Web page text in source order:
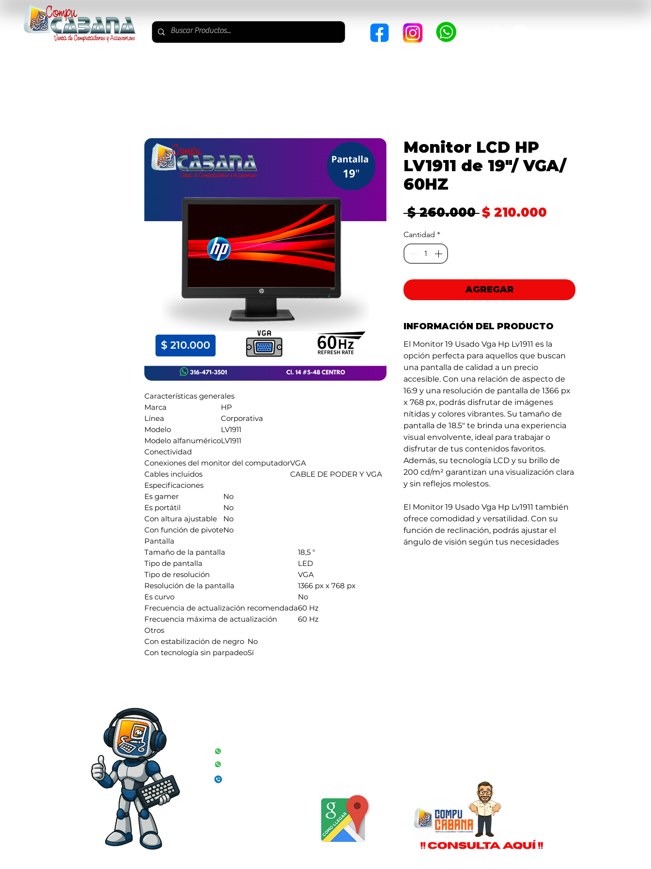
Características generales
Marca
HP
Línea
Corporativa
Modelo
LV1911
Modelo alfanuméricoLV1911
Conectividad
Conexiones del monitor del computadorVGA
Cables incluidos
CABLE DE PODER Y VGA
Especificaciones
Es gamer
No
Es portátil
No
Con altura ajustable
No
Con función de pivoteNo
Pantalla
Tamaño de la pantalla
18,5 "
Tipo de pantalla
LED
Tipo de resolución
VGA
Resolución de la pantalla
1366 px x 768 px
Es curvo
No
Frecuencia de actualización recomendada60 Hz
Frecuencia máxima de actualización
60 Hz
Otros
Con estabilización de negro No
Con tecnología sin parpadeoSí
Monitor LCD HP
LV1911 de 19"/ VGA/
60HZ
$ 260.000 Precio
$ 210.000
Cantidad *
AGREGAR
INFORMACIÓN DEL PRODUCTO
El Monitor 19 Usado Vga Hp Lv1911 es la
opción perfecta para aquellos que buscan
una pantalla de calidad a un precio
accesible. Con una relación de aspecto de
16:9 y una resolución de pantalla de 1366 px
x 768 px, podrás disfrutar de imágenes
nítidas y colores vibrantes. Su tamaño de
pantalla de 18.5" te brinda una experiencia
visual envolvente, ideal para trabajar o
disfrutar de tus contenidos favoritos.
Además, su tecnología LCD y su brillo de
200 cd/m² garantizan una visualización clara
y sin reflejos molestos.
El Monitor 19 Usado Vga Hp Lv1911 también
ofrece comodidad y versatilidad. Con su
función de reclinación, podrás ajustar el
ángulo de visión según tus necesidades